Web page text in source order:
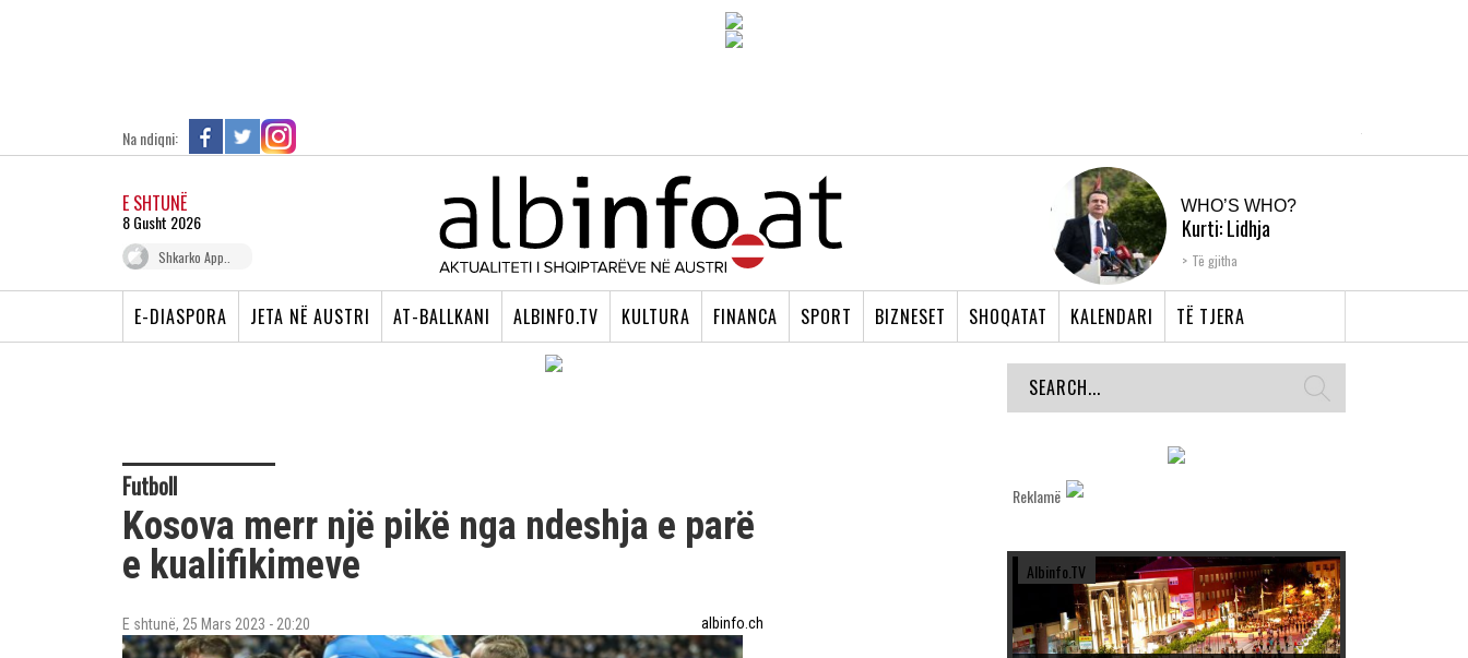
Na ndiqni:
E SHTUNË
8 Gusht 2026
Shkarko App..
WHO’S WHO?
Kurti: Lidhja
Shqiptare e Prizrenit,
Të gjitha
E-DIASPORA JETA NË AUSTRI AT-BALLKANI ALBINFO.TV KULTURA FINANCA SPORT BIZNESET SHOQATAT KALENDARI TË TJERA
Futboll
Kosova merr një pikë nga ndeshja e parë
e kualifikimeve
E shtunë, 25 Mars 2023 - 20:20 albinfo.ch
Reklamë
Albinfo.TV